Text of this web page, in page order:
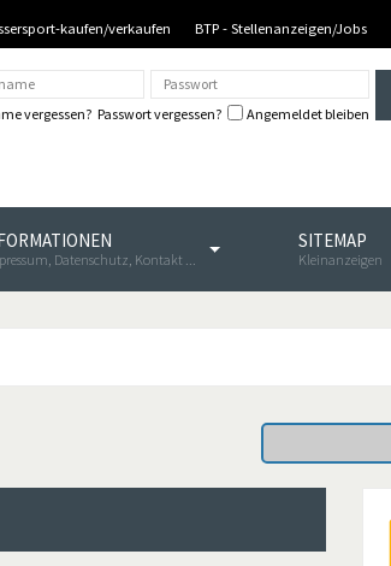
kaufen/verkaufen BTP - Stellenanzeigen/Jobs
vergessen? Passwort vergessen? Angemeldet bleiben
Datenschutz, Kontakt ...
SITEMAP
Kleinanzeigen